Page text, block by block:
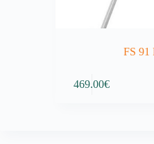
FS 91
469.00€